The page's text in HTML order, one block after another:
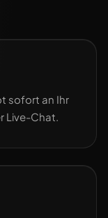
sofort an Ihr
Live-Chat.